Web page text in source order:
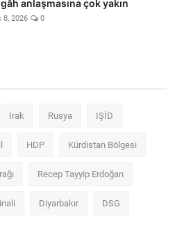
anlaşmasına çok yakın
8, 2026 0
Irak Rusya IŞİD
HDP Kürdistan Bölgesi
Recep Tayyip Erdoğan
Diyarbakır DSG